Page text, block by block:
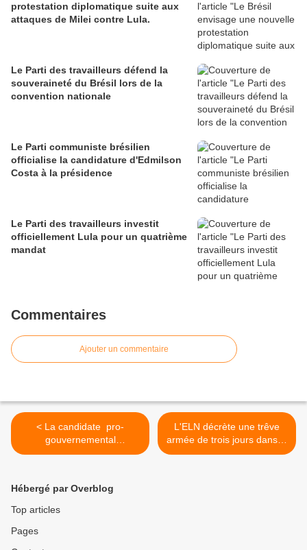
protestation diplomatique suite aux
attaques de Milei contre Lula.
Le Parti des travailleurs défend la
souveraineté du Brésil lors de la
convention nationale
Le Parti communiste brésilien
officialise la candidature d'Edmilson
Costa à la présidence
Le Parti des travailleurs investit
officiellement Lula pour un quatrième
mandat
Commentaires
Ajouter un commentaire
< La candidate pro-
gouvernemental
hondurienne s'en prend à
L'ELN décrète une trêve
armée de trois jours dans le
Chocó, Colombie >
Hébergé par Overblog
Top articles
Pages